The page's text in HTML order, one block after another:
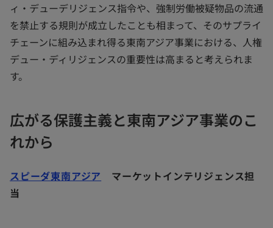
ィ・デューデリジェンス指令や、強制労働被疑物品の流通
を禁止する規則が成立したことも相まって、そのサプライ
チェーンに組み込まれ得る東南アジア事業における、人権
デュー・ディリジェンスの重要性は高まると考えられま
す。
広がる保護主義と東南アジア事業のこ
れから
スピーダ東南アジア マーケットインテリジェンス担
当